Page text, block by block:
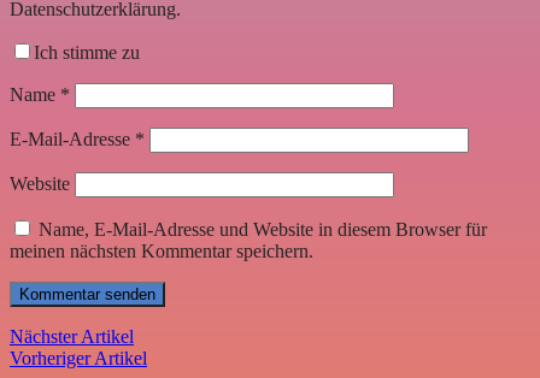
Datenschutzerklärung.
Ich stimme zu
Name *
E-Mail-Adresse *
Website
Name, E-Mail-Adresse und Website in diesem Browser für
meinen nächsten Kommentar speichern.
Nächster Artikel
Vorheriger Artikel